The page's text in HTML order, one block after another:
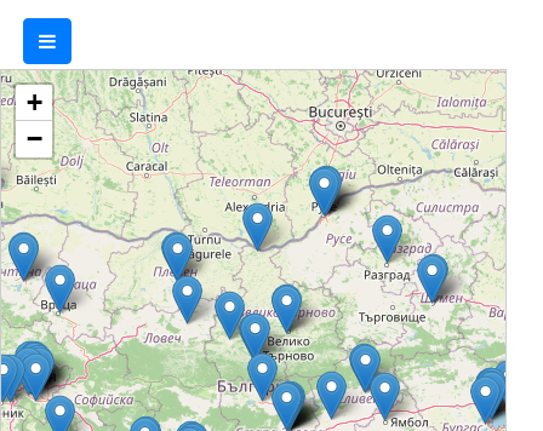
транжорна за свежо месо, както и с
пекарна. Наскоро започна
въвеждането на приготвяне на свежи
плодови и зеленчукови салати и фреш
на място в някои от магазините. BILLA
България развива усилено и
собствените си марки BILLA Brand,
BILLA Premium и Clever, като голяма
част от артикулите под тези брандове
– млечни и месни продукти, пчелен
мед, лютеница и др., са произведени в
България.
+
−